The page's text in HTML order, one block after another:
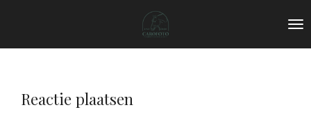
naar
Reactie plaatsen